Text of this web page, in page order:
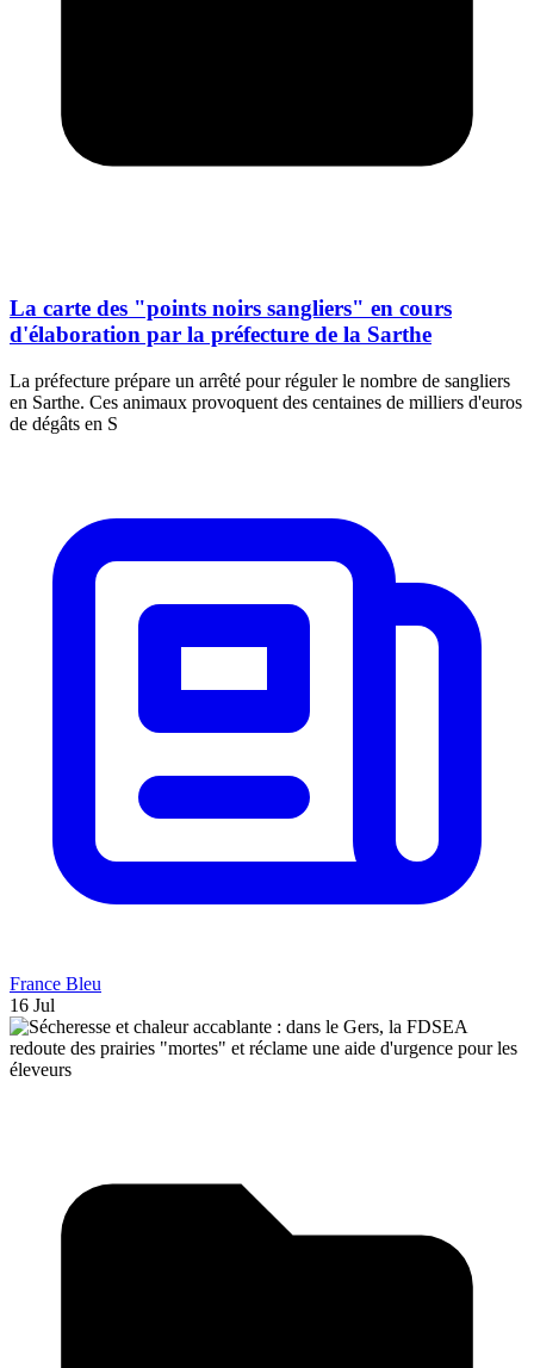
La carte des "points noirs sangliers" en cours
d'élaboration par la préfecture de la Sarthe
La préfecture prépare un arrêté pour réguler le nombre de sangliers
en Sarthe. Ces animaux provoquent des centaines de milliers d'euros
de dégâts en S
France Bleu
16 Jul